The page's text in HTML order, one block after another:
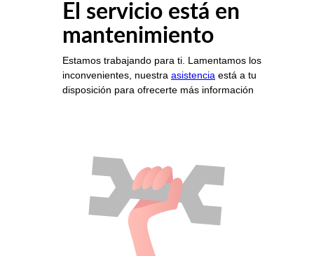
El servicio está en
mantenimiento
Estamos trabajando para ti. Lamentamos los
inconvenientes, nuestra asistencia está a tu
disposición para ofrecerte más información